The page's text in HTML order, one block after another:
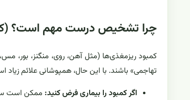
چرا تشخیص درست مهم است؟
کمبود ریزمغذی‌ها (مثل آهن، روی، منگنز، بور،
تهاجمی» باشند. با این حال، همپوشانی علائم زیاد
اگر کمبود را بیماری فرض کنید: ممکن است